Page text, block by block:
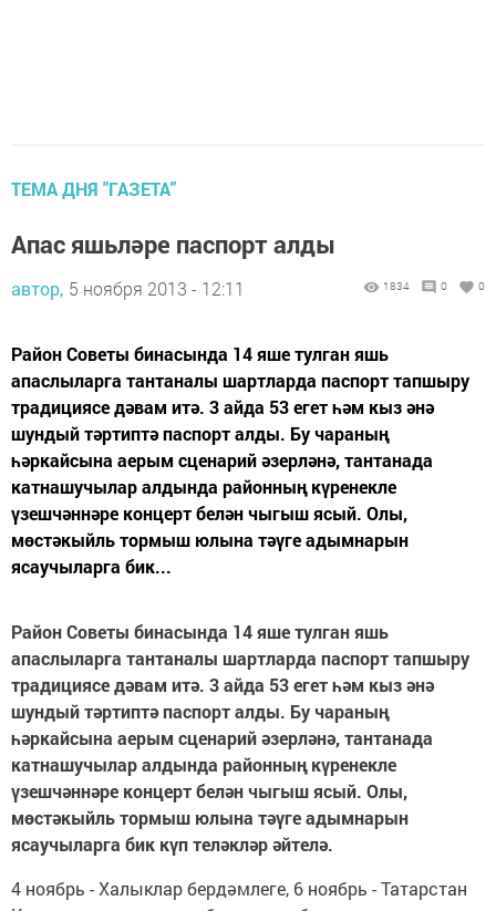
ТЕМА ДНЯ "ГАЗЕТА"
Апас яшьләре паспорт алды
автор, 5 ноября 2013 - 12:11 1834 0 0
Район Советы бинасында 14 яше тулган яшь
апаслыларга тантаналы шартларда паспорт тапшыру
традициясе дәвам итә. 3 айда 53 егет һәм кыз әнә
шундый тәртиптә паспорт алды. Бу чараның
һәркайсына аерым сценарий әзерләнә, тантанада
катнашучылар алдында районның күренекле
үзешчәннәре концерт белән чыгыш ясый. Олы,
мөстәкыйль тормыш юлына тәүге адымнарын
ясаучыларга бик...
Район Советы бинасында 14 яше тулган яшь
апаслыларга тантаналы шартларда паспорт тапшыру
традициясе дәвам итә. 3 айда 53 егет һәм кыз әнә
шундый тәртиптә паспорт алды. Бу чараның
һәркайсына аерым сценарий әзерләнә, тантанада
катнашучылар алдында районның күренекле
үзешчәннәре концерт белән чыгыш ясый. Олы,
мөстәкыйль тормыш юлына тәүге адымнарын
ясаучыларга бик күп теләкләр әйтелә.
4 ноябрь - Халыклар бердәмлеге, 6 ноябрь - Татарстан